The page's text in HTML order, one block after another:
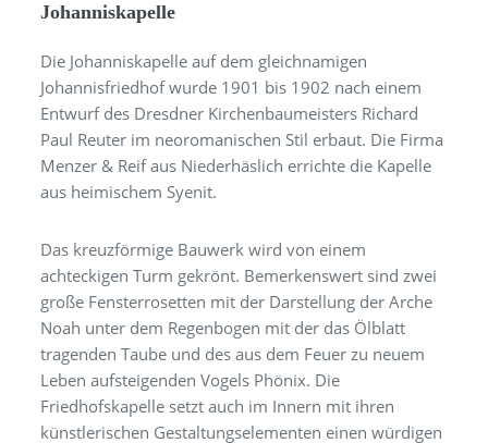
Johanniskapelle
Die Johanniskapelle auf dem gleichnamigen
Johannisfriedhof wurde 1901 bis 1902 nach einem
Entwurf des Dresdner Kirchenbaumeisters Richard
Paul Reuter im neoromanischen Stil erbaut. Die Firma
Menzer & Reif aus Niederhäslich errichte die Kapelle
aus heimischem Syenit.
Das kreuzförmige Bauwerk wird von einem
achteckigen Turm gekrönt. Bemerkenswert sind zwei
große Fensterrosetten mit der Darstellung der Arche
Noah unter dem Regenbogen mit der das Ölblatt
tragenden Taube und des aus dem Feuer zu neuem
Leben aufsteigenden Vogels Phönix. Die
Friedhofskapelle setzt auch im Innern mit ihren
künstlerischen Gestaltungselementen einen würdigen